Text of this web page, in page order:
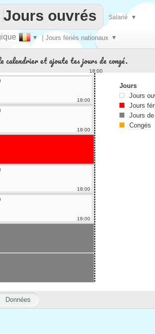
▼ | Jours fériés nationaux ▼
Jours ouvrés Salarié ▼
Données
calendrier et ajoute tes jours de congé.
18:00
18:00
18:00
18:00
18:00
Jours
Jours
Jours
Jours
Congés